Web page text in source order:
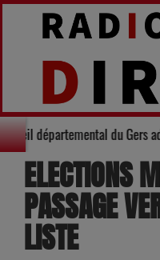
: Le Conseil départemental
ELECTIONS
PASSAGE
LISTE